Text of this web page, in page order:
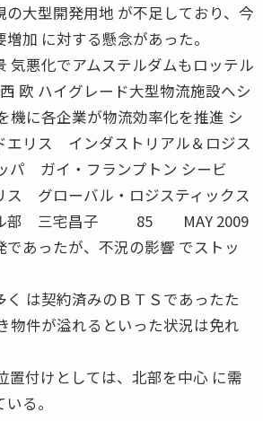
の大型開発用地 が不足しており、今
加 に対する懸念があった。
気悪化でアムステルダムもロッテル
欧 ハイグレード大型物流施設へシ
機に各企業が物流効率化を推進 シ
エリス インダストリアル＆ロジス
パ ガイ・フランプトン シービ
ス グローバル・ロジスティックス
ル部 三宅昌子 85 MAY 2009
あったが、不況の影響 でストッ
く は契約済みのＢＴＳであったた
物件が溢れるといった状況は免れ
置付けとしては、北部を中心 に需
る。